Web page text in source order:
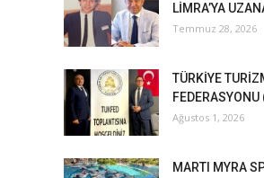
LİMRA’YA
Temmuz 28, 2026
TÜRKİYE
Ağustos 1, 2026
MARTI MYRA